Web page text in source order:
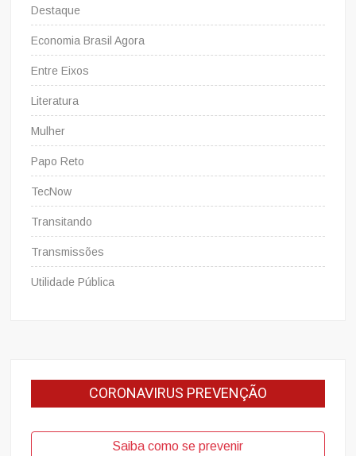
Destaque
Economia Brasil Agora
Entre Eixos
Literatura
Mulher
Papo Reto
TecNow
Transitando
Transmissões
Utilidade Pública
CORONAVIRUS PREVENÇÃO
Saiba como se prevenir